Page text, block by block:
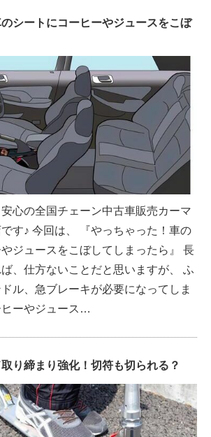
シートにコーヒーやジュースをこぼ
心の全国チェーン中古車販売カーマ
す♪ 今回は、 『やっちゃった！車の
ジュースをこぼしてしまったら』 長
、仕方ないことだと思いますが、 ふ
ル、急ブレーキが必要になってしま
ーやジュース…
り締まり強化！切符も切られる？